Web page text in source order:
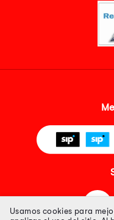
Usamos cookies para